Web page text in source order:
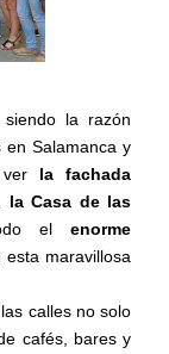
siendo la razón
en Salamanca y
la fachada
la Casa de las
el enorme
maravillosa
calles no solo
cafés, bares y